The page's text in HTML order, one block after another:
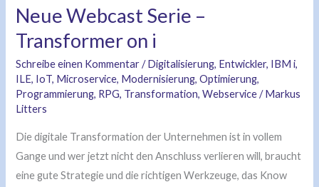
Neue Webcast Serie –
Transformer on i
Schreibe einen Kommentar /Digitalisierung, Entwickler, IBM i,
ILE, IoT, Microservice, Modernisierung,Optimierung,
Programmierung, RPG, Transformation,Webservice/Markus
Litters
Die digitale Transformation der Unternehmen ist in vollem
Gange und wer jetzt nicht den Anschluss verlieren will, braucht
eine gute Strategie und die richtigen Werkzeuge, das Know
Neue
Webcast
Serie
–
Transformer
on